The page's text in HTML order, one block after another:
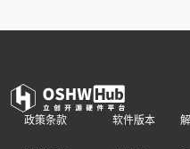
政策条款 软件版本